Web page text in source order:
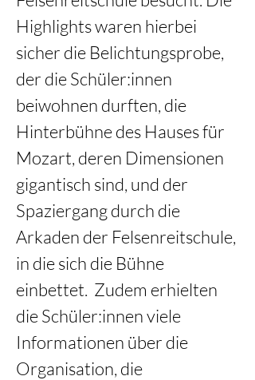
Highlights waren hierbei
sicher die Belichtungsprobe,
der die Schüler:innen
beiwohnen durften, die
Hinterbühne des Hauses für
Mozart, deren Dimensionen
gigantisch sind, und der
Spaziergang durch die
Arkaden der Felsenreitschule,
in die sich die Bühne
einbettet.  Zudem erhielten
die Schüler:innen viele
Informationen über die
Organisation, die